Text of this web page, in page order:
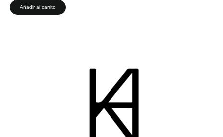
Añadir al carrito